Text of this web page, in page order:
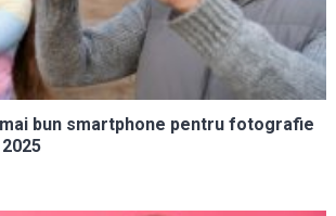
bun smartphone pentru fotografie